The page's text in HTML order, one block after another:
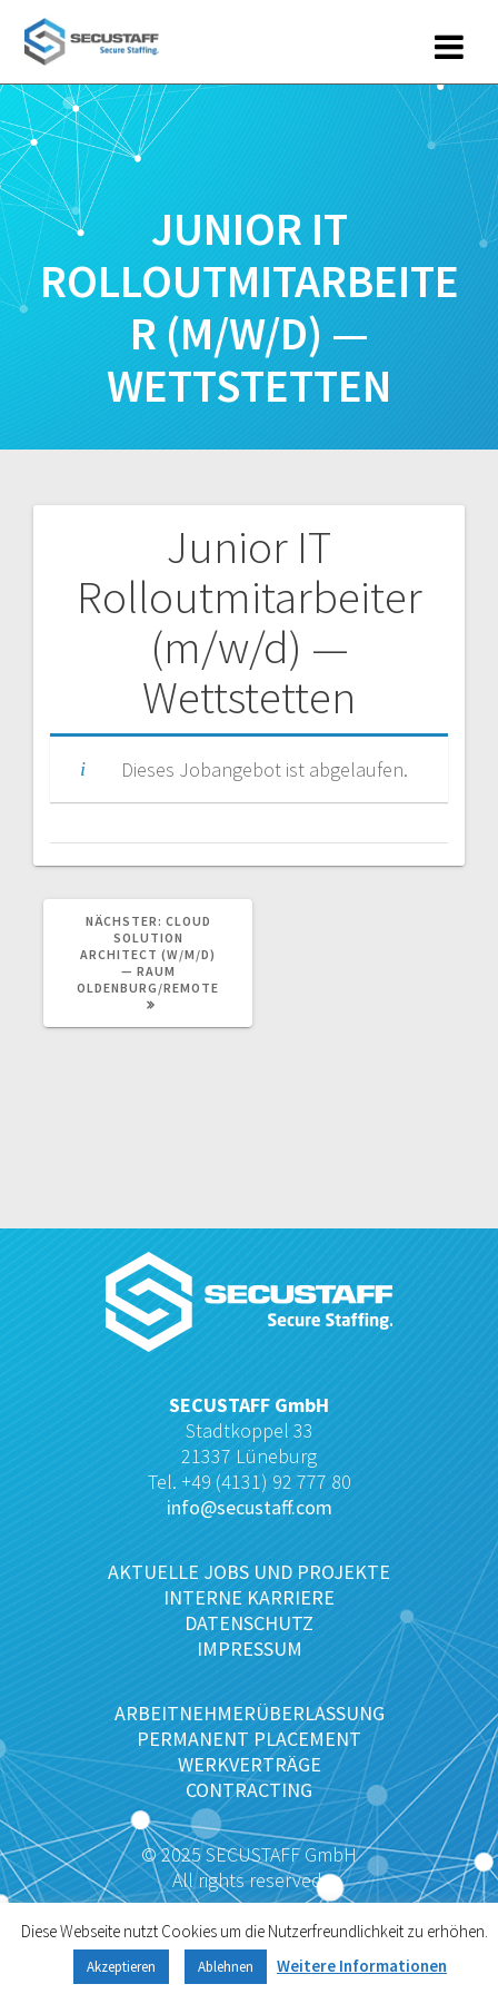
JUNIOR IT
ROLLOUTMITARBEITE
R (M/W/D) —
WETTSTETTEN
Junior IT
Rolloutmitarbeiter
(m/w/d) —
Wettstetten
Dieses Jobangebot ist abgelaufen.
Beitragsnavigation
NÄCHSTER: NÄCHSTER
BEITRAG:
CLOUD
SOLUTION
ARCHITECT (W/M/D)
— RAUM
OLDENBURG/REMOTE
Diese Webseite nutzt Cookies um die Nutzerfreundlichkeit zu erhöhen.
Akzeptieren Ablehnen Weitere Informationen
SECUSTAFF GmbH
Stadtkoppel 33
21337 Lüneburg
Tel. +49 (4131) 92 777 80
info@secustaff.com
AKTUELLE JOBS UND PROJEKTE
INTERNE KARRIERE
DATENSCHUTZ
IMPRESSUM
ARBEITNEHMERÜBERLASSUNG
PERMANENT PLACEMENT
WERKVERTRÄGE
CONTRACTING
© 2025 SECUSTAFF GmbH
All rights reserved.